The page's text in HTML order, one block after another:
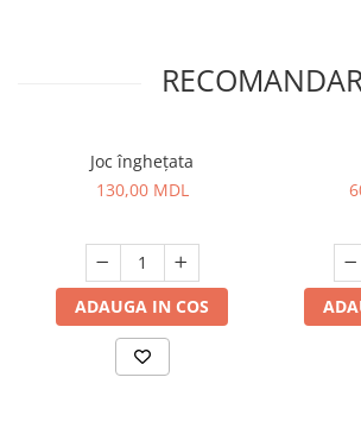
Joc înghețata
130,00 MDL
ADAUGA IN COS